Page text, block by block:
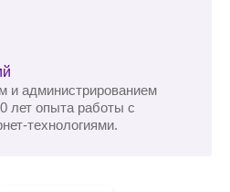
и администрированием
лет опыта работы с
технологиями.